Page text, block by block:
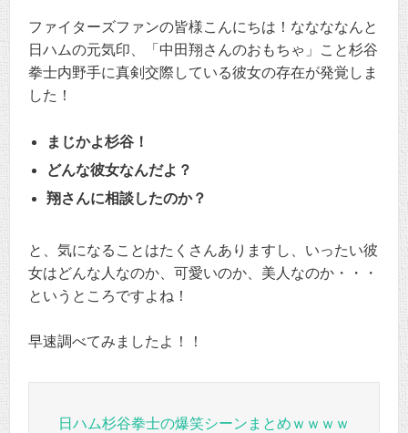
ファイターズファンの皆様こんにちは！ななななんと
日ハムの元気印、「中田翔さんのおもちゃ」こと杉谷
拳士内野手に真剣交際している彼女の存在が発覚しま
した！
まじかよ杉谷！
どんな彼女なんだよ？
翔さんに相談したのか？
と、気になることはたくさんありますし、いったい彼
女はどんな人なのか、可愛いのか、美人なのか・・・
というところですよね！
早速調べてみましたよ！！
日ハム杉谷拳士の爆笑シーンまとめｗｗｗｗ